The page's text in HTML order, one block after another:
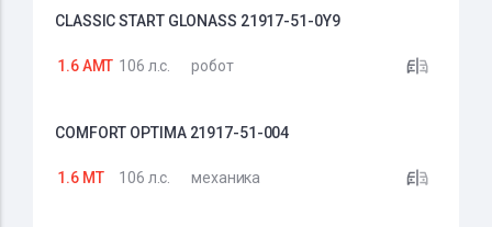
CLASSIC START GLONASS 21917-51-0Y9
1.6 AMT 106 л.с. робот
COMFORT OPTIMA 21917-51-004
1.6 MT 106 л.с. механика